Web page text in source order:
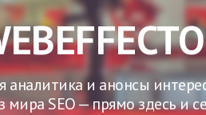
аналитика и анонсы
мира SEO — прямо здесь и